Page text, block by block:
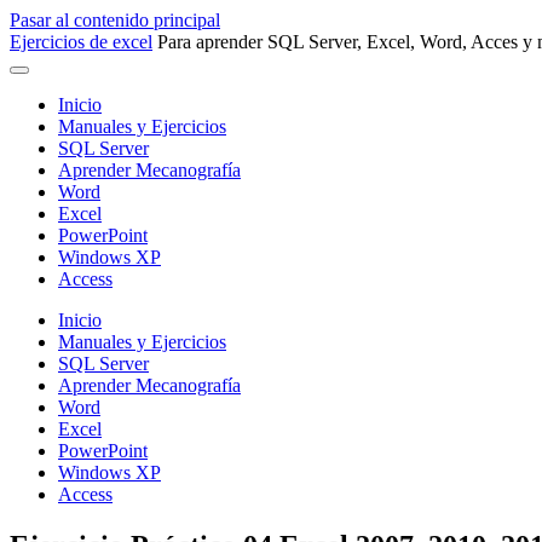
Pasar al contenido principal
Ejercicios de excel Para aprender SQL Server, Excel, Word, Acces y
Inicio
Manuales y Ejercicios
SQL Server
Aprender Mecanografía
Word
Excel
PowerPoint
Windows XP
Access
Inicio
Manuales y Ejercicios
SQL Server
Aprender Mecanografía
Word
Excel
PowerPoint
Windows XP
Access